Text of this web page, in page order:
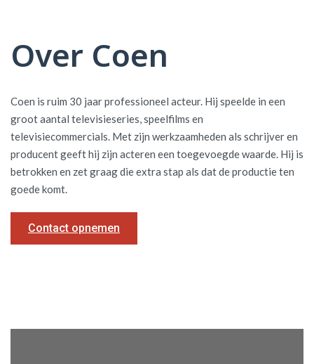
Over Coen
Coen is ruim 30 jaar professioneel acteur. Hij speelde in een
groot aantal televisieseries, speelfilms en
televisiecommercials. Met zijn werkzaamheden als schrijver en
producent geeft hij zijn acteren een toegevoegde waarde. Hij is
betrokken en zet graag die extra stap als dat de productie ten
goede komt.
Contact opnemen